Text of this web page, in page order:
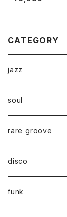
CATEGORY
jazz
soul
rare groove
disco
funk